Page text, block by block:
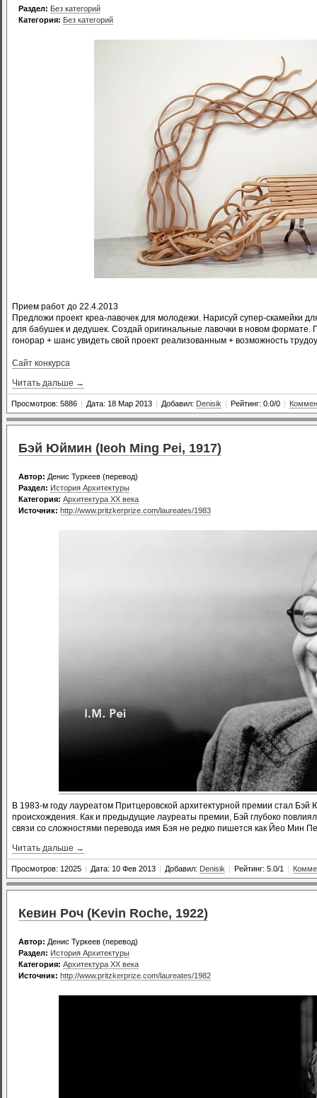
Раздел: Без категорий
Категория: Без категорий
Прием работ до 22.4.2013
Предложи проект креа-лавочек для молодежи. Нарисуй супер-скамейки
для бабушек и дедушек. Создай оригинальные лавочки в новом формате.
гонорар + шанс увидеть свой проект реализованным + возможность
Сайт конкурса
Читать дальше →
Просмотров: 5886 Дата: 18 Мар 2013 Добавил: Denisik Рейтинг: 0.0/0
Бэй Юймин (Ieoh Ming Pei, 1917)
Автор: Денис Туркеев (перевод)
Раздел: История Архитектуры
Категория: Архитектура XX века
Источник: http://www.pritzkerprize.com/laureates/1983
В 1983-м году лауреатом Притцеровской архитектурной премии стал Бэй
происхождения. Как и предыдущие лауреаты премии, Бэй глубоко
связи со сложностями перевода имя Бэя не редко пишется как Йео Мин
Читать дальше →
Просмотров: 12025 | Дата: 10 Фев 2013 | Добавил: Denisik | Рейтинг: 5.0/1 |
Кевин Роч (Kevin Roche, 1922)
Автор: Денис Туркеев (перевод)
Раздел: История Архитектуры
Категория: Архитектура XX века
Источник: http://www.pritzkerprize.com/laureates/1982